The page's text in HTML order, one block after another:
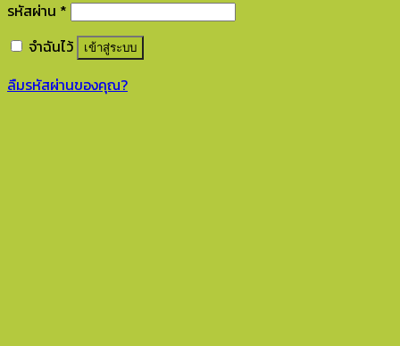
รหัสผ่าน *
จำฉันไว้
เข้าสู่ระบบ
ลืมรหัสผ่านของคุณ?